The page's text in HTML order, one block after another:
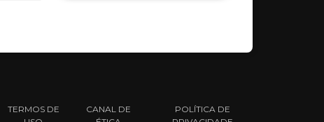
TERMOS DE CANAL DE POLÍTICA DE